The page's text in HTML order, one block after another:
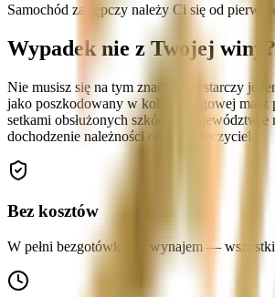
Samochód zastępczy należy Ci się od
Wypadek nie z Twojej
Nie musisz się na tym znać — wystarczy
jako poszkodowany w kolizji drogowej masz
setkami obsłużonych szkód w
dochodzenie należności od ubezpieczyciela.
Bez kosztów
W pełni bezgotówkowy wynajem —